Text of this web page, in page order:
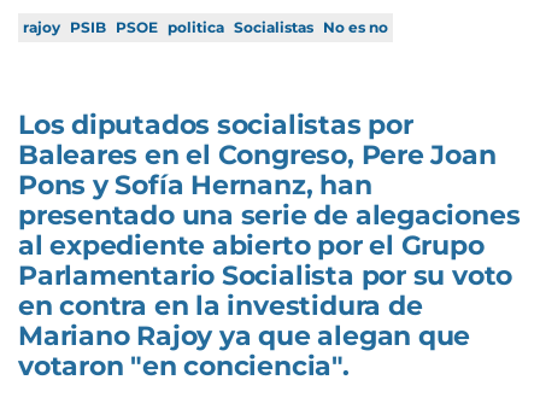
rajoy PSIB PSOE politica Socialistas No es no
Los diputados socialistas por
Baleares en el Congreso, Pere Joan
Pons y Sofía Hernanz, han
presentado una serie de alegaciones
al expediente abierto por el Grupo
Parlamentario Socialista por su voto
en contra en la investidura de
Mariano Rajoy ya que alegan que
votaron "en conciencia".